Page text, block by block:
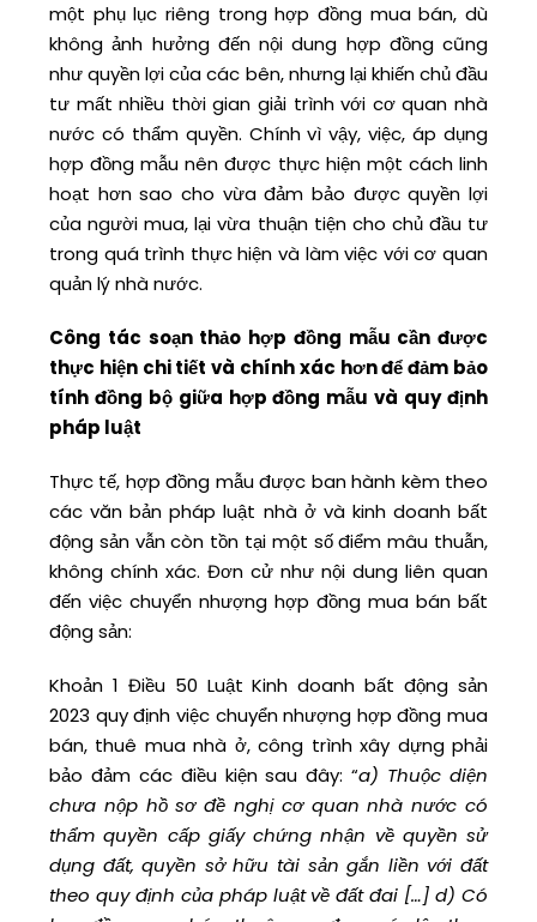
một phụ lục riêng trong hợp đồng mua bán, dù
không ảnh hưởng đến nội dung hợp đồng cũng
như quyền lợi của các bên, nhưng lại khiến chủ đầu
tư mất nhiều thời gian giải trình với cơ quan nhà
nước có thẩm quyền. Chính vì vậy, việc, áp dụng
hợp đồng mẫu nên được thực hiện một cách linh
hoạt hơn sao cho vừa đảm bảo được quyền lợi
của người mua, lại vừa thuận tiện cho chủ đầu tư
trong quá trình thực hiện và làm việc với cơ quan
quản lý nhà nước.
Công tác soạn thảo hợp đồng mẫu cần được
thực hiện chi tiết và chính xác hơn để đảm bảo
tính đồng bộ giữa hợp đồng mẫu và quy định
pháp luật
Thực tế, hợp đồng mẫu được ban hành kèm theo
các văn bản pháp luật nhà ở và kinh doanh bất
động sản vẫn còn tồn tại một số điểm mâu thuẫn,
không chính xác. Đơn cử như nội dung liên quan
đến việc chuyển nhượng hợp đồng mua bán bất
động sản:
Khoản 1 Điều 50 Luật Kinh doanh bất động sản
2023 quy định việc chuyển nhượng hợp đồng mua
bán, thuê mua nhà ở, công trình xây dựng phải
bảo đảm các điều kiện sau đây: “a) Thuộc diện
chưa nộp hồ sơ đề nghị cơ quan nhà nước có
thẩm quyền cấp giấy chứng nhận về quyền sử
dụng đất, quyền sở hữu tài sản gắn liền với đất
theo quy định của pháp luật về đất đai […] d) Có